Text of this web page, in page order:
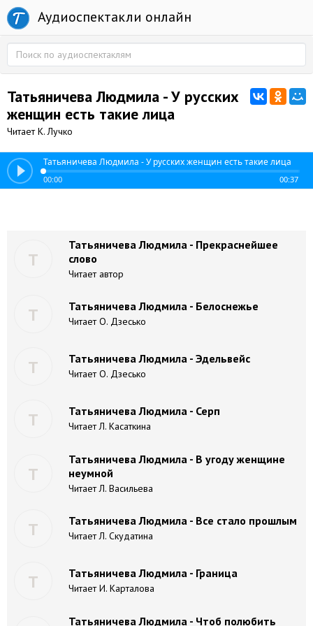
Аудиоспектакли онлайн
Татьяничева Людмила - У русских
женщин есть такие лица
Читает К. Лучко
Татьяничева Людмила - У русских женщин есть такие лица
00:00 00:37
Т
Татьяничева Людмила - Прекраснейшее
слово
Читает автор
Т Татьяничева Людмила - Белоснежье
Читает О. Дзесько
Т Татьяничева Людмила - Эдельвейс
Читает О. Дзесько
Т Татьяничева Людмила - Серп
Читает Л. Касаткина
Т
Татьяничева Людмила - В угоду женщине
неумной
Читает Л. Васильева
Т Татьяничева Людмила - Все стало прошлым
Читает Л. Скудатина
Т Татьяничева Людмила - Граница
Читает И. Карталова
Татьяничева Людмила - Чтоб полюбить